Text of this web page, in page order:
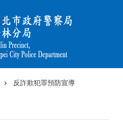
反詐欺犯罪預防宣導